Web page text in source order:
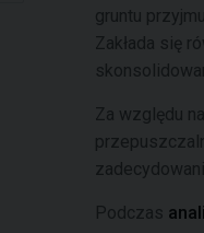
gruntu
Zakłada się
Za względu
Podczas